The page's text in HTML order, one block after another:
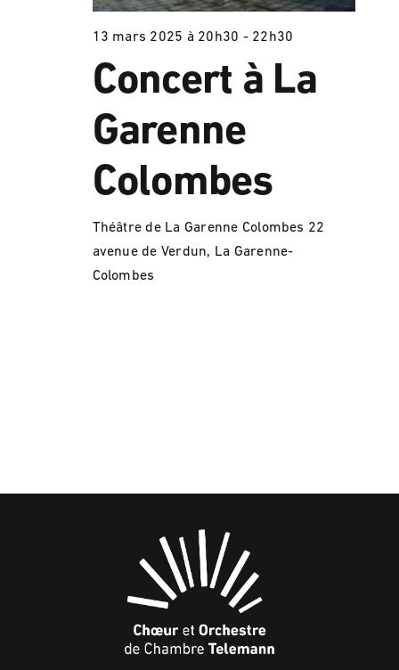
13 mars 2025 à 20h30 - 22h30
Concert à La
Garenne
Colombes
Théâtre de La Garenne Colombes 22
avenue de Verdun, La Garenne-
Colombes